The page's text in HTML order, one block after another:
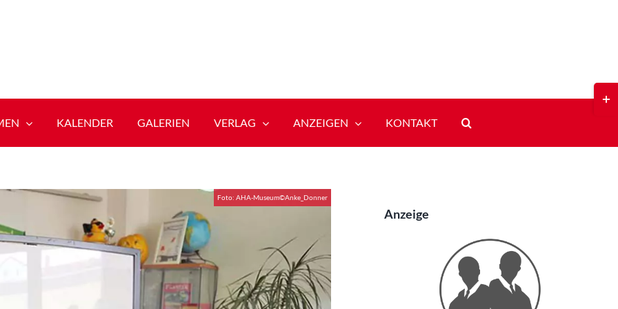
KALENDER GALERIEN VERLAG ANZEIGEN KONTAKT
Foto: AHA-Museum©Anke_Donner
Anzeige